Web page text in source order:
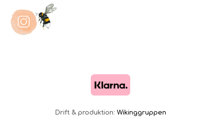
Drift & produktion: Wikinggruppen